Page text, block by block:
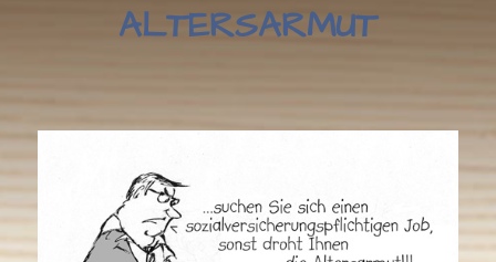
ALTERSARMUT